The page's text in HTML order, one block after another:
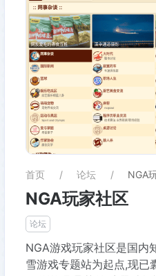
首页 论坛 NGA
NGA玩家社区
论坛
NGA游戏玩家社区是国内
雪游戏专题站为起点,现已